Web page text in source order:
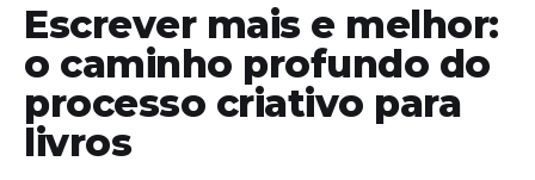
Escrever mais e melhor:
o caminho profundo do
processo criativo para
livros